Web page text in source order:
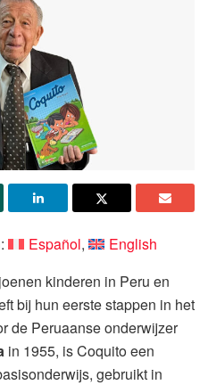
Español
English
kinderen in Peru en
bij hun eerste stappen in het
de Peruaanse onderwijzer
in 1955, is Coquito een
gebruikt in